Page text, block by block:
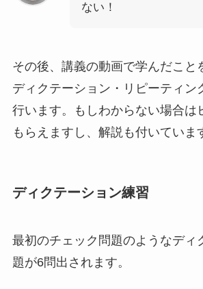
ない！
その後、講義の動画で学んだこと
ディクテーション・リピーティン
行います。もしわからない場合は
もらえますし、解説も付いていま
ディクテーション練習
最初のチェック問題のようなディ
題が6問出されます。